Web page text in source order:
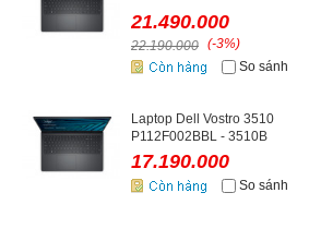
21.490.000
22.190.000 (-3%)
So sánh
Laptop Dell Vostro 3510
P112F002BBL - 3510B
17.190.000
So sánh